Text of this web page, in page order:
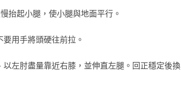
抬起小腿，使小腿與地面平行。
用手將頭硬往前拉。
左肘盡量靠近右膝，並伸直左腿。回正穩定後換